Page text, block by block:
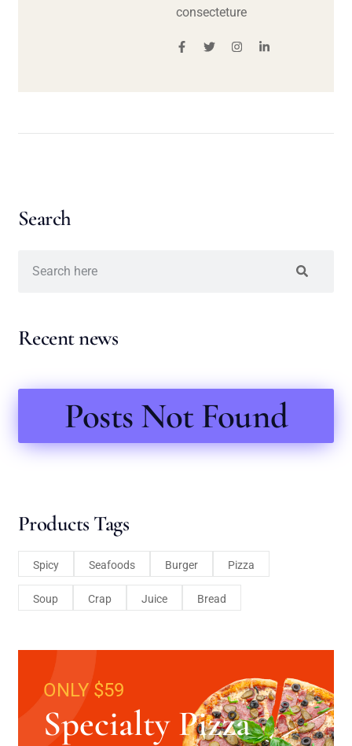
consecteture
Search
Recent news
Posts Not Found
Products Tags
Spicy Seafoods Burger Pizza
Soup Crap Juice Bread
ONLY $59
Specialty Pizza